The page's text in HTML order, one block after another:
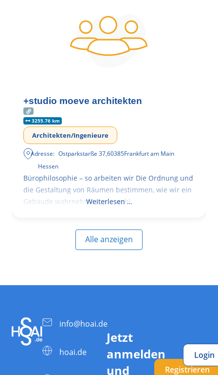
+studio moeve architekten
3255.76 km
Architekten/Ingenieure
Adresse: Ostparkstarße 37,60385Frankfurt am Main
Hessen
Bürophilosophie – so arbeiten wir Die Ordnung und
die Gestaltung von Räumen bestimmen, wie wir ein
Gebäude wahrnehmen, wie wohl
Weiterlesen …
Alle anzeigen
info@hoai.de
hoai.de
Jetzt
anmelden
und
Registrieren
Login